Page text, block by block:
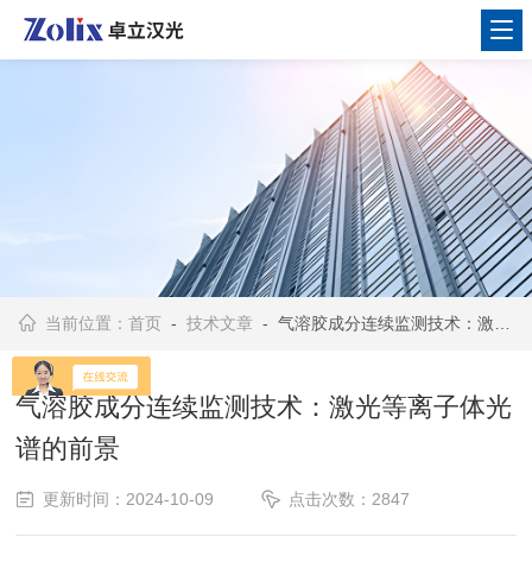
当前位置：首页 -技术文章 - 气溶胶成分连续监测技术：激光等离子体光谱的前景
气溶胶成分连续监测技术：激光等离子体光
谱的前景
更新时间：2024-10-09 点击次数：2847